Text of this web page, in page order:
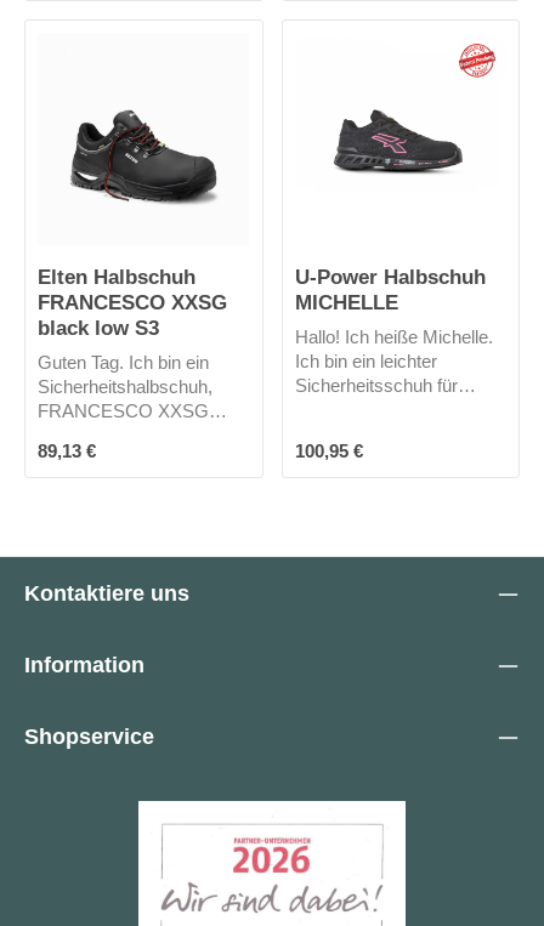
ermaterial aus kühlem,
bequem, mit
korrosionsbeständigem
und atmungsaktivem
Obermaterial,
Schnürverschluss und
gepolsterter Nylon-
Elten Halbschuh
FRANCESCO XXSG
black low S3
Guten Tag. Ich bin ein
Sicherheitshalbschuh,
FRANCESCO XXSG
728721-36, ELTEN
WELLMAXX,
Textilfutter, Geschlossene,
gepolsterte Lasche,
Ganzflächige Einlegesohle
PU/PU Sohle WELLMAXX
SAFETY GRIP,
20345 S3 SRC, Form A
Regulärer Preis:
89,13 €
U-Power Halbschuh
MICHELLE
Hallo! Ich heiße Michelle.
Ich bin ein leichter
Sicherheitsschuh für
Nylon und
kontrastierenden rosa
Überkappenschutz.
Regulärer Preis:
100,95 €
Kontaktiere uns
Information
Shopservice